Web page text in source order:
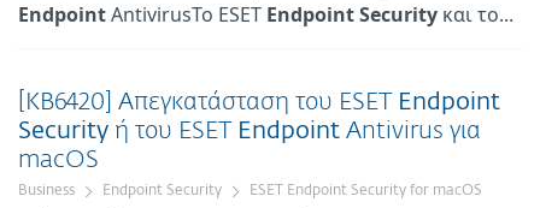
EndpointAntivirusΤο ESET EndpointSecurity και το...
[KB6420] Απεγκατάσταση του ESET
Endpoint
Security ή του ESET Endpoint Antivirus για
macOS
Business Endpoint Security ESET Endpoint Security for macOS